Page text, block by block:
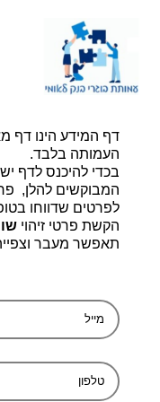
דף הבית |יצירת קשר |
דף המידע הינו דף
העמותה בלבד.
בכדי להיכנס לדף
המבוקשים להלן,
לפרטים שדווחו
הקשת פרטי זיהוי
תאפשר מעבר
עמותת בוגרי בנק לאומי, ע.ר 580014348